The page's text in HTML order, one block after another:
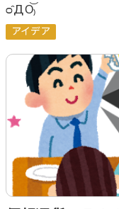
ᴑ̑ДO͝₎
アイデア